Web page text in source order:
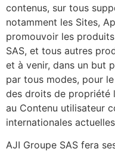
contenus, sur tous
notamment les Sites,
promouvoir les
SAS, et tous autres
et à venir, dans un but
par tous modes, pour
des droits de propriété
au Contenu utilisateur
internationales
AJI Groupe SAS fera